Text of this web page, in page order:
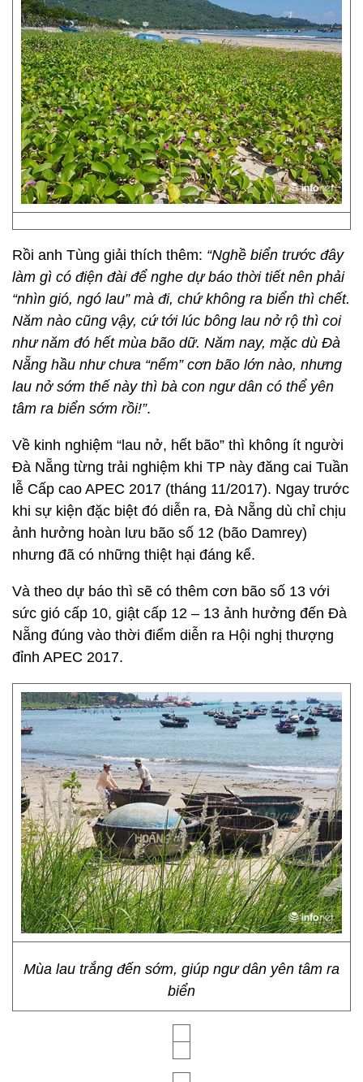
Rồi anh Tùng giải thích thêm: “Nghề biển trước đây
làm gì có điện đài để nghe dự báo thời tiết nên phải
“nhìn gió, ngó lau” mà đi, chứ không ra biển thì chết.
Năm nào cũng vậy, cứ tới lúc bông lau nở rộ thì coi
như năm đó hết mùa bão dữ. Năm nay, mặc dù Đà
Nẵng hầu như chưa “nếm” cơn bão lớn nào, nhưng
lau nở sớm thế này thì bà con ngư dân có thể yên
tâm ra biển sớm rồi!”.
Về kinh nghiệm “lau nở, hết bão” thì không ít người
Đà Nẵng từng trải nghiệm khi TP này đăng cai Tuần
lễ Cấp cao APEC 2017 (tháng 11/2017). Ngay trước
khi sự kiện đặc biệt đó diễn ra, Đà Nẵng dù chỉ chịu
ảnh hưởng hoàn lưu bão số 12 (bão Damrey)
nhưng đã có những thiệt hại đáng kể.
Và theo dự báo thì sẽ có thêm cơn bão số 13 với
sức gió cấp 10, giật cấp 12 – 13 ảnh hưởng đến Đà
Nẵng đúng vào thời điểm diễn ra Hội nghị thượng
đỉnh APEC 2017.
Mùa lau trắng đến sớm, giúp ngư dân yên tâm ra
biển